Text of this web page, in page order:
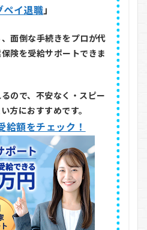
ペイ退職」
、面倒な手続きをプロが代
険を受給サポートできま
ので、不安なく・スピー
方におすすめです。
給額をチェック！